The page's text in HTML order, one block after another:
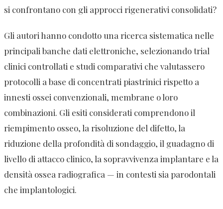
si confrontano con gli approcci rigenerativi consolidati?
Gli autori hanno condotto una ricerca sistematica nelle
principali banche dati elettroniche, selezionando trial
clinici controllati e studi comparativi che valutassero
protocolli a base di concentrati piastrinici rispetto a
innesti ossei convenzionali, membrane o loro
combinazioni. Gli esiti considerati comprendono il
riempimento osseo, la risoluzione del difetto, la
riduzione della profondità di sondaggio, il guadagno di
livello di attacco clinico, la sopravvivenza implantare e la
densità ossea radiografica — in contesti sia parodontali
che implantologici.